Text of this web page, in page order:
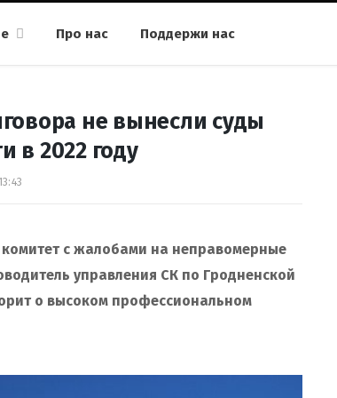
Про нас Поддержи нас
не вынесли суды
в 2022 году
с жалобами на неправомерные
управления СК по Гродненской
о высоком профессиональном